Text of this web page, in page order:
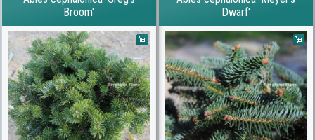
Broom'
Dwarf'